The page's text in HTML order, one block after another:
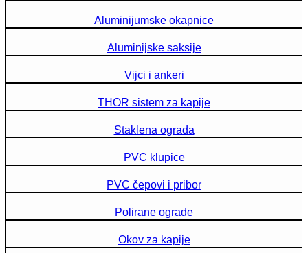
Aluminijumske okapnice
Aluminijske saksije
Vijci i ankeri
THOR sistem za kapije
Staklena ograda
PVC klupice
PVC čepovi i pribor
Polirane ograde
Okov za kapije